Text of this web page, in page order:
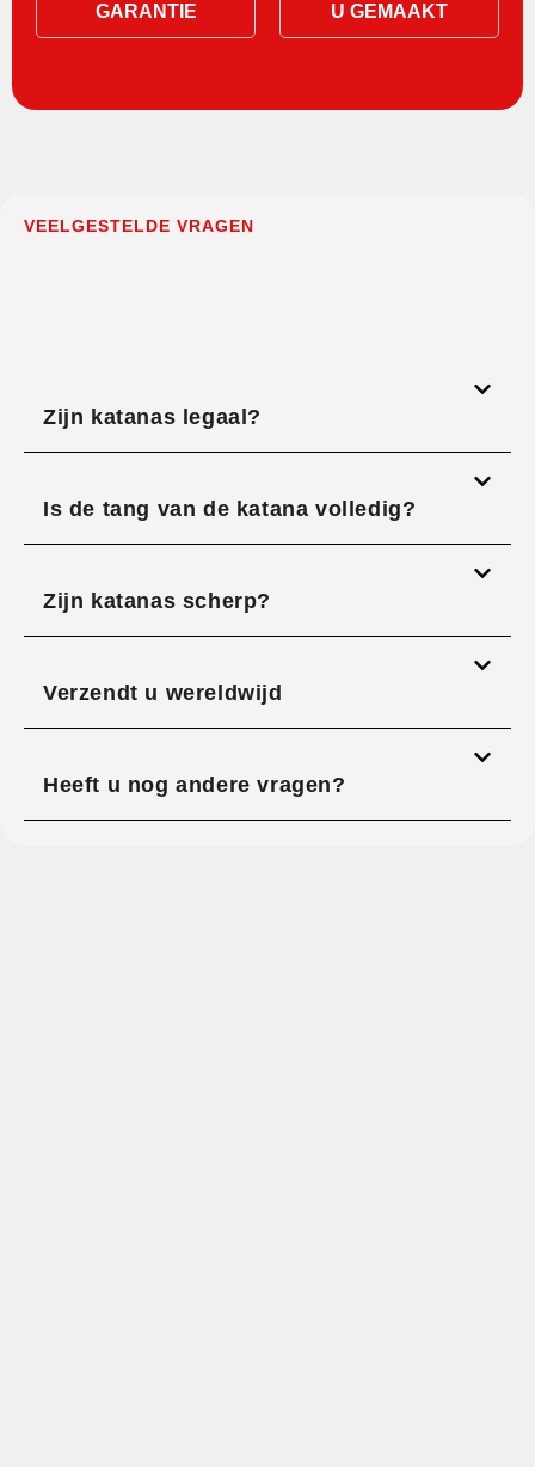
GARANTIE
U GEMAAKT
VEELGESTELDE VRAGEN
Zijn katanas legaal?
Is de tang van de katana volledig?
Zijn katanas scherp?
Verzendt u wereldwijd
Heeft u nog andere vragen?